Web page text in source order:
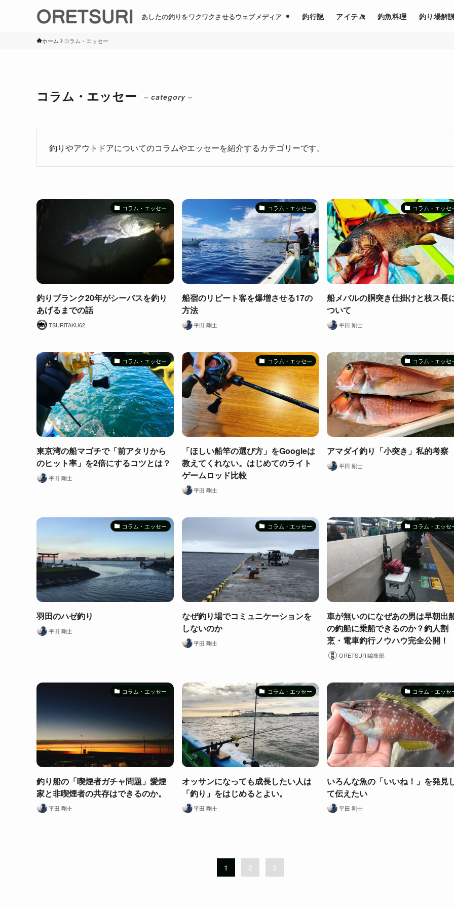
あしたの釣りをワクワクさせるウェブメディア 釣行記 アイテム 釣魚料理 釣り場解
ホーム コラム・エッセー
コラム・エッセー – category –
釣りやアウトドアについてのコラムやエッセーを紹介するカテゴリーです。
コラム・エッセー
釣りブランク20年がシーバスを釣り
あげるまでの話
TSURiTAKU62
コラム・エッセー
船宿のリピート客を爆増させる17の
方法
平田 剛士
コラム・エッセ
船メバルの胴突き仕掛けと枝ス長
ついて
平田 剛士
コラム・エッセー
東京湾の船マゴチで「前アタリから
のヒット率」を2倍にするコツとは？
平田 剛士
コラム・エッセー
「ほしい船竿の選び方」をGoogleは
教えてくれない。はじめてのライト
ゲームロッド比較
平田 剛士
コラム・エッセ
アマダイ釣り「小突き」私的考察
平田 剛士
コラム・エッセー
羽田のハゼ釣り
平田 剛士
コラム・エッセー
なぜ釣り場でコミュニケーションを
しないのか
平田 剛士
コラム・エッセ
車が無いのになぜあの男は早朝出
の釣船に乗船できるのか？釣人割
烹・電車釣行ノウハウ完全公開！
ORETSURI編集部
コラム・エッセー
釣り船の「喫煙者ガチャ問題」愛煙
家と非喫煙者の共存はできるのか。
平田 剛士
コラム・エッセー
オッサンになっても成長したい人は
「釣り」をはじめるとよい。
平田 剛士
コラム・エッセ
いろんな魚の「いいね！」を発見
て伝えたい
平田 剛士
1 2 3